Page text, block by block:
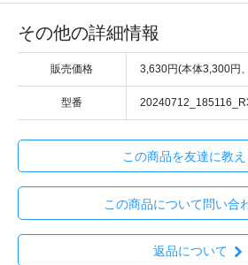
その他の詳細情報
販売価格 3,630円(本体3,300円
型番
この商品を友達に教え
この商品について問い合
返品について